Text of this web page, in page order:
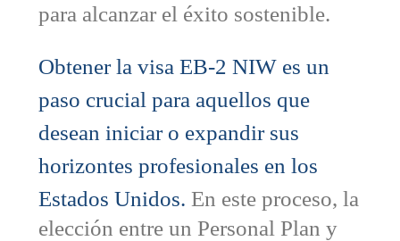
para alcanzar el éxito sostenible.
Obtener la visa EB-2 NIW es un
paso crucial para aquellos que
desean iniciar o expandir sus
horizontes profesionales en los
Estados Unidos. En este proceso, la
elección entre un Personal Plan y